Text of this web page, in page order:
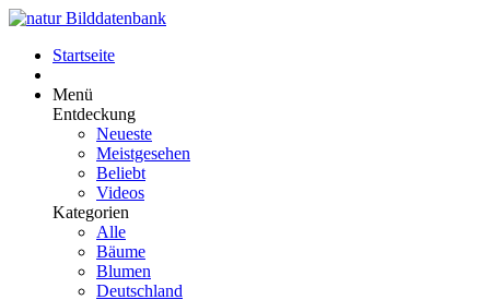
Startseite
Menü
Entdeckung
Neueste
Meistgesehen
Beliebt
Videos
Kategorien
Alle
Bäume
Blumen
Deutschland